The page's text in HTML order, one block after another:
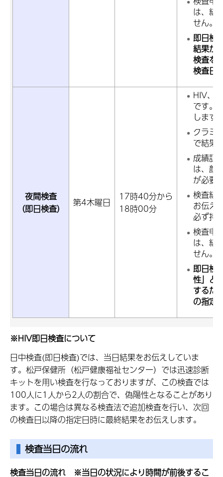
は、結
せん。
即日検
結果が
検査を
検査日
夜間検査
（即日検査）
第4木曜日
17時40分から
18時00分
HIV、
です。
します
クラミ
で結果
成績証
は、顔
が必要
検査結
お伝え
必ず持
検査申
は、結
せん。
即日検
性」と
するた
の指定
※HIV即日検査について
日中検査(即日検査)では、当日結果をお伝えしていま
す。松戸保健所（松戸健康福祉センター）では迅速診断
キットを用い検査を行なっておりますが、この検査では
100人に1人から2人の割合で、偽陽性となることがあり
ます。この場合は異なる検査法で追加検査を行い、次回
の検査日以降の指定日時に最終結果をお伝えします。
検査当日の流れ
検査当日の流れ ※当日の状況により時間が前後するこ